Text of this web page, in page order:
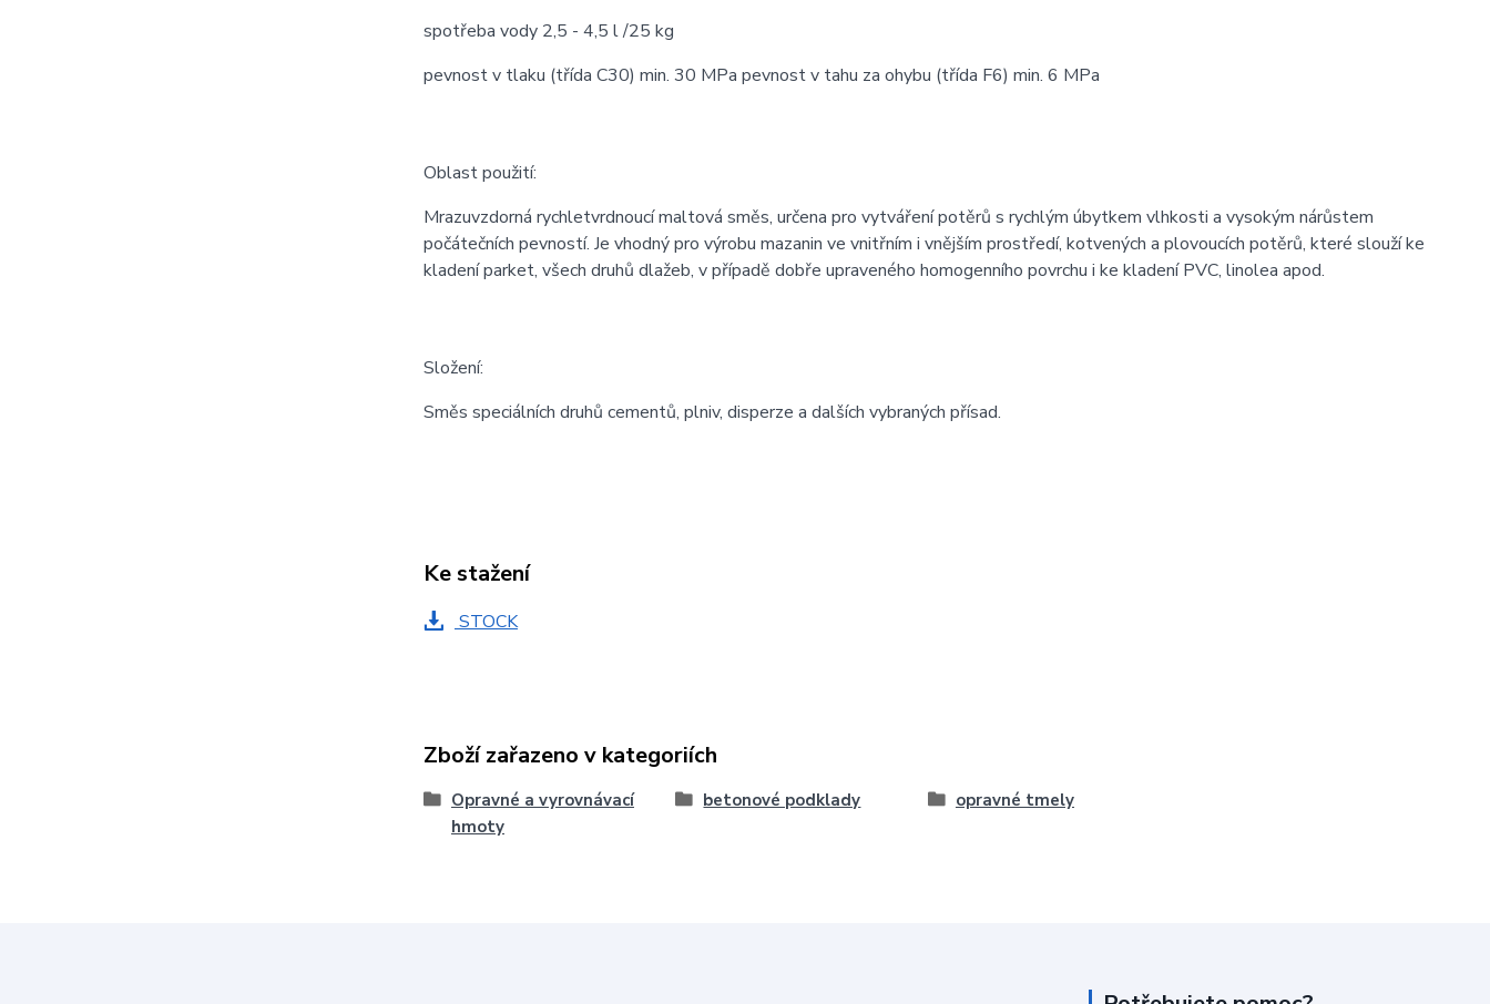
spotřeba vody 2,5 - 4,5 l /25 kg
pevnost v tlaku (třída C30) min. 30 MPa pevnost v tahu za ohybu (třída F6) min. 6 MPa
Oblast použití:
Mrazuvzdorná rychletvrdnoucí maltová směs, určena pro vytváření potěrů s rychlým úbytkem vlhkosti a vysokým nárůstem
počátečních pevností. Je vhodný pro výrobu mazanin ve vnitřním i vnějším prostředí, kotvených a plovoucích potěrů, které slouží ke
kladení parket, všech druhů dlažeb, v případě dobře upraveného homogenního povrchu i ke kladení PVC, linolea apod.
Složení:
Směs speciálních druhů cementů, plniv, disperze a dalších vybraných přísad.
Ke stažení
STOCK
Zboží zařazeno v kategoriích
Opravné a vyrovnávací
hmoty
betonové podklady opravné tmely